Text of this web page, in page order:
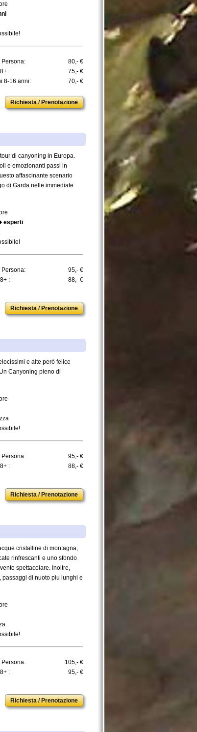
Persona:
80,- €
:
75,- €
8-16 anni:
70,- €
Richiesta / Prenotazione
di canyoning in Europa.
e emozionanti passi in
affascinante scenario
di Garda nelle immediate
esperti
Persona:
95,- €
:
88,- €
Richiesta / Prenotazione
e alte peró felice
Canyoning pieno di
Persona:
95,- €
:
88,- €
Richiesta / Prenotazione
cristalline di montagna,
rinfrescanti e uno sfondo
spettacolare. Inoltre,
passaggi di nuoto piu lunghi e
Persona:
105,- €
:
95,- €
Richiesta / Prenotazione